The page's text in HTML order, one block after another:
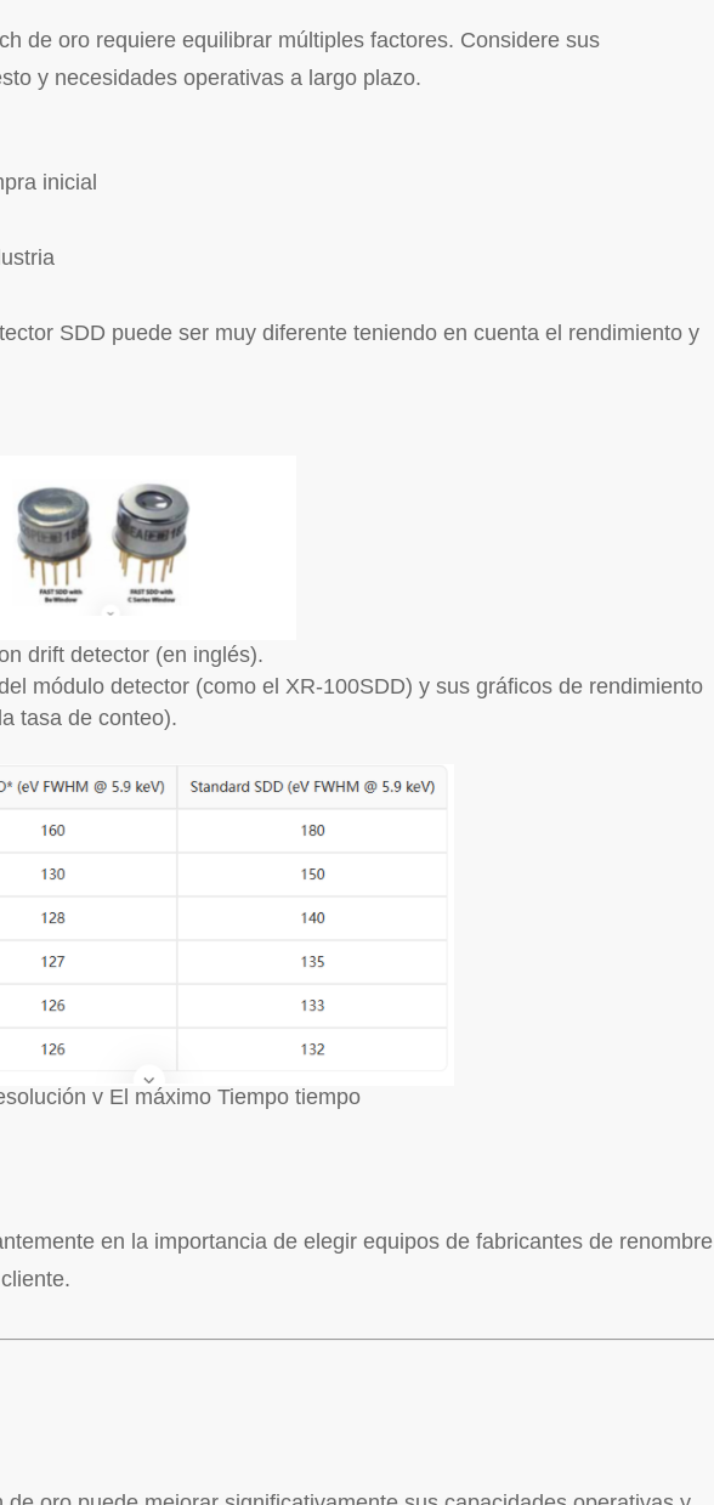
de oro requiere equilibrar múltiples factores. Considere sus
y necesidades operativas a largo plazo.
inicial
SDD puede ser muy diferente teniendo en cuenta el rendimiento y
drift detector (en inglés).
módulo detector (como el XR-100SDD) y sus gráficos de rendimiento
tasa de conteo).
v El máximo Tiempo tiempo
en la importancia de elegir equipos de fabricantes de renombre